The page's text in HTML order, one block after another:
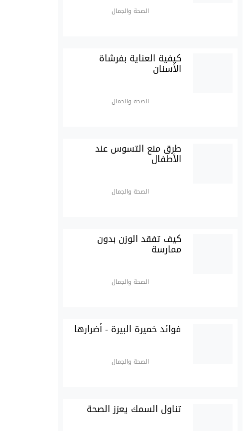
الصحة والجمال
كيفية العناية بفرشاة
الأسنان
الصحة والجمال
طرق منع التسوس عند
الأطفال
الصحة والجمال
كيف تفقد الوزن بدون
ممارسة
الصحة والجمال
فوائد خميرة البيرة - أضرارها
الصحة والجمال
تناول السمك يعزز الصحة